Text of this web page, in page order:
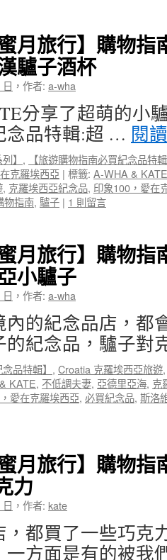
月旅行】購物
驢子酒杯
， 作者: a-wha
分享了超萌的小
念品特輯:超 … 閱
】 ,
【旅遊購物指南必買紀念品特
克羅埃西亞 | 標籤: A-WHA & KATE
, 克羅埃西亞紀念品, 印象100，愛在
物指南, 驢子 | 1 則留言
月旅行】購物
小驢子
， 作者: a-wha
內的紀念品店，都
的紀念品，驢子
品特輯】 , Croatia 克羅埃西亞旅遊
KATE, 不低調夫妻, 亞德里亞海, 克
愛在克羅埃西亞, 必買紀念品, 斯洛
月旅行】購物
力
， 作者: kate
，都買了一些巧克
一方面是有的被